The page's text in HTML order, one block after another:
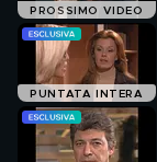
la ragazza?
PROSSIMO VIDEO
PUNTATA INTERA